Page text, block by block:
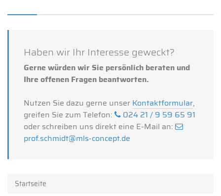
Startseite
Haben wir Ihr Interesse geweckt?
Gerne würden wir Sie persönlich beraten und
Ihre offenen Fragen beantworten.
Nutzen Sie dazu gerne unser Kontaktformular,
greifen Sie zum Telefon:
024 21 / 9 59 65 91
oder schreiben uns direkt eine E-Mail an:
prof.schmidt@mls-concept.de